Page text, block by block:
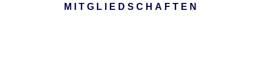
MITGLIEDSCHAFTEN